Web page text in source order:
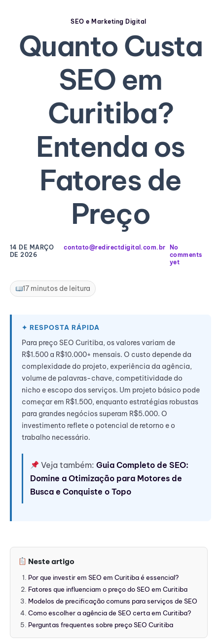
SEO e Marketing Digital
Quanto Custa
SEO em
Curitiba?
Entenda os
Fatores de
Preço
14 DE MARÇO
DE 2026
contato@redirectdigital.com.br
No
comments
yet
17 minutos de leitura
Para preço SEO Curitiba, os valores variam de
R$1.500 a R$10.000+ mensais. O custo depende da
complexidade do projeto, experiência da agência,
volume de palavras-chave, competitividade do
nicho e escopo dos serviços. Um projeto básico pode
começar em R$1.500, enquanto estratégias robustas
para grandes negócios superam R$5.000. O
investimento reflete o potencial de retorno e o
trabalho necessário.
Veja também:Guia Completo de SEO:
Domine a Otimização para Motores de
Busca e Conquiste o Topo
Neste artigo
Por que investir em SEO em Curitiba é essencial?
Fatores que influenciam o preço do SEO em Curitiba
Modelos de precificação comuns para serviços de SEO
Como escolher a agência de SEO certa em Curitiba?
Perguntas frequentes sobre preço SEO Curitiba